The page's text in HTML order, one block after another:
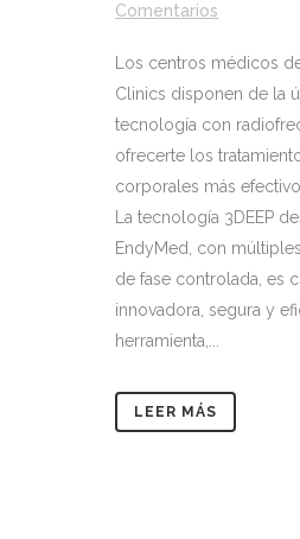
Comentarios
Los centros médicos
Clinics disponen de la
tecnología con
ofrecerte los
corporales más
La tecnología 3DEEP
EndyMed, con
de fase controlada, es
innovadora, segura y
herramienta,...
LEER MÁS